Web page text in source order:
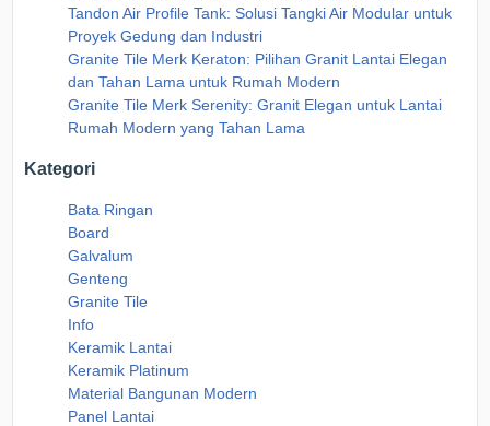
Tandon Air Profile Tank: Solusi Tangki Air Modular untuk
Proyek Gedung dan Industri
Granite Tile Merk Keraton: Pilihan Granit Lantai Elegan
dan Tahan Lama untuk Rumah Modern
Granite Tile Merk Serenity: Granit Elegan untuk Lantai
Rumah Modern yang Tahan Lama
Kategori
Bata Ringan
Board
Galvalum
Genteng
Granite Tile
Info
Keramik Lantai
Keramik Platinum
Material Bangunan Modern
Panel Lantai